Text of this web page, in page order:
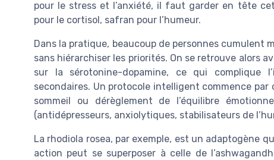
pour le stress et l’anxiété, il faut garder en tête
pour le cortisol, safran pour l’humeur.
Dans la pratique, beaucoup de personnes cumulent
sans hiérarchiser les priorités. On se retrouve alors
sur la sérotonine-dopamine, ce qui complique
secondaires. Un protocole intelligent commence
sommeil ou dérèglement de l’équilibre
(antidépresseurs, anxiolytiques, stabilisateurs de
La rhodiola rosea, par exemple, est un adaptogène
action peut se superposer à celle de